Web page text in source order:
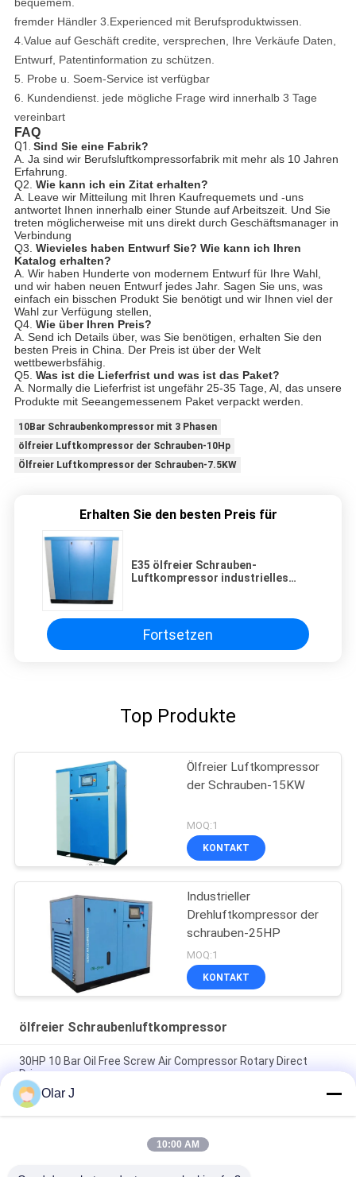
fremder Händler 3.Experienced mit Berufsproduktwissen.
4.Value auf Geschäft credite, versprechen, Ihre Verkäufe Daten,
Entwurf, Patentinformation zu schützen.
5. Probe u. Soem-Service ist verfügbar
6. Kundendienst. jede mögliche Frage wird innerhalb 3 Tage
vereinbart
FAQ
Q1. Sind Sie eine Fabrik?
A. Ja sind wir Berufsluftkompressorfabrik mit mehr als 10 Jahren
Erfahrung.
Q2. Wie kann ich ein Zitat erhalten?
A. Leave wir Mitteilung mit Ihren Kaufrequemets und -uns
antwortet Ihnen innerhalb einer Stunde auf Arbeitszeit. Und Sie
treten möglicherweise mit uns direkt durch Geschäftsmanager in
Verbindung
Q3. Wievieles haben Entwurf Sie? Wie kann ich Ihren
Katalog erhalten?
A. Wir haben Hunderte von modernem Entwurf für Ihre Wahl,
und wir haben neuen Entwurf jedes Jahr. Sagen Sie uns, was
einfach ein bisschen Produkt Sie benötigt und wir Ihnen viel der
Wahl zur Verfügung stellen,
Q4. Wie über Ihren Preis?
A. Send ich Details über, was Sie benötigen, erhalten Sie den
besten Preis in China. Der Preis ist über der Welt
wettbewerbsfähig.
Q5. Was ist die Lieferfrist und was ist das Paket?
A. Normally die Lieferfrist ist ungefähr 25-35 Tage, Al, das unsere
Produkte mit Seeangemessenem Paket verpackt werden.
10Bar Schraubenkompressor mit 3 Phasen
ölfreier Luftkompressor der Schrauben-10Hp
Ölfreier Luftkompressor der Schrauben-7.5KW
Erhalten Sie den besten Preis für
E35 ölfreier Schrauben-
Luftkompressor industrielles
Fortsetzen
Top Produkte
Ölfreier Luftkompressor
der Schrauben-15KW
MOQ:1
KONTAKT
Industrieller
Drehluftkompressor der
schrauben-25HP
MOQ:1
KONTAKT
ölfreier Schraubenluftkompressor
30HP 10 Bar Oil Free Screw Air Compressor Rotary Direct
Driven
Elektrischer ölfreier Luftkompressor 18.5KW der Schrauben-
25HP Dreh
30 Stange 22KW 72dB der Pferdestärken-rotierende ölfreie
Olar J
10:00 AM